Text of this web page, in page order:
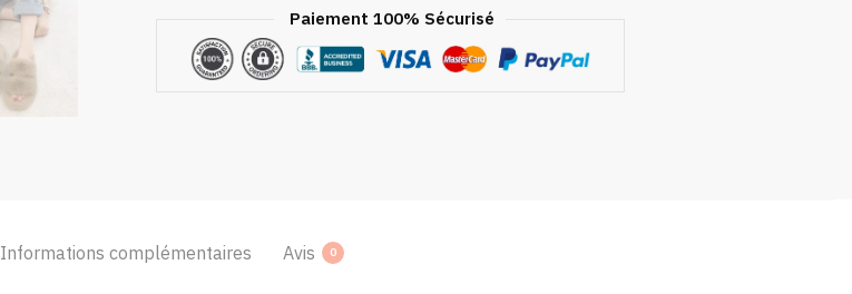
Paiement 100% Sécurisé
Informations complémentaires Avis 0